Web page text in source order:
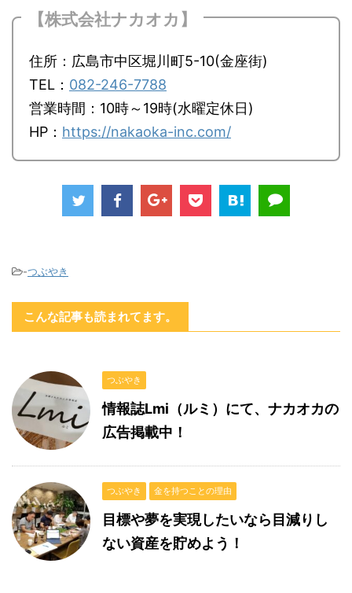
【株式会社ナカオカ】
住所：広島市中区堀川町5-10(金座街)
TEL： 082-246-7788
営業時間：10時～19時(水曜定休日)
HP： https://nakaoka-inc.com/
-つぶやき
こんな記事も読まれてます。
つぶやき
情報誌Lmi（ルミ）にて、ナカオカの
広告掲載中！
つぶやき 金を持つことの理由
目標や夢を実現したいなら目減りし
ない資産を貯めよう！